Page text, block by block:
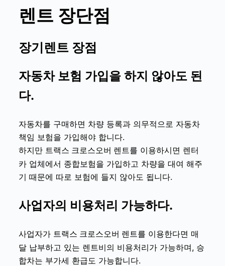
렌트 장단점
장기렌트 장점
자동차 보험 가입을 하지 않아도 된
다.
자동차를 구매하면 차량 등록과 의무적으로 자동차
책임 보험을 가입해야 합니다.
하지만 트랙스 크로스오버 렌트를 이용하시면 렌터
카 업체에서 종합보험을 가입하고 차량을 대여 해주
기 때문에 따로 보험에 들지 않아도 됩니다.
사업자의 비용처리 가능하다.
사업자가 트랙스 크로스오버 렌트를 이용한다면 매
달 납부하고 있는 렌트비의 비용처리가 가능하며, 승
합차는 부가세 환급도 가능합니다.